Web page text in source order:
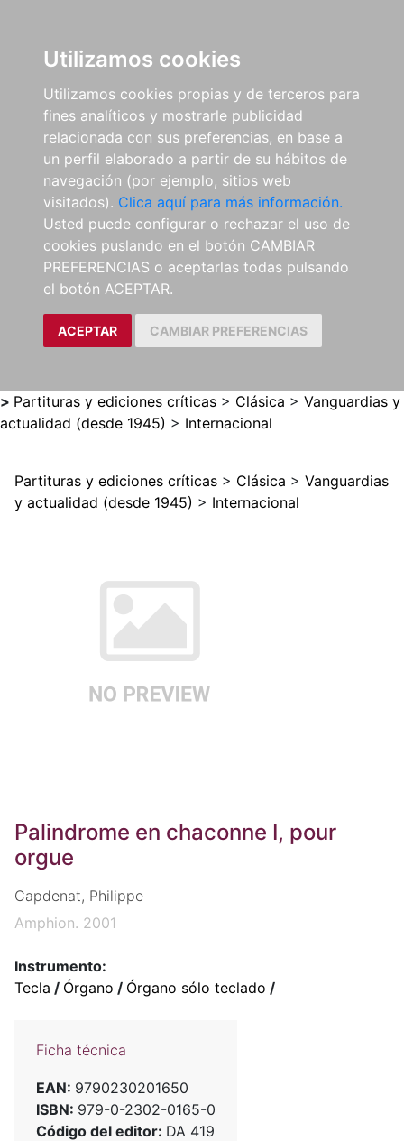
Utilizamos cookies
Utilizamos cookies propias y de terceros para
fines analíticos y mostrarle publicidad
relacionada con sus preferencias, en base a
un perfil elaborado a partir de su hábitos de
navegación (por ejemplo, sitios web
visitados). Clica aquí para más información.
Usted puede configurar o rechazar el uso de
cookies puslando en el botón CAMBIAR
PREFERENCIAS o aceptarlas todas pulsando
el botón ACEPTAR.
ACEPTAR CAMBIAR PREFERENCIAS
> Partituras y ediciones críticas > Clásica > Vanguardias y
actualidad (desde 1945) > Internacional
Partituras y ediciones críticas > Clásica > Vanguardias
y actualidad (desde 1945) > Internacional
Palindrome en chaconne I, pour
orgue
Capdenat, Philippe
Amphion. 2001
Instrumento:
Tecla / Órgano / Órgano sólo teclado /
Ficha técnica
EAN: 9790230201650
ISBN: 979-0-2302-0165-0
Código del editor: DA 419